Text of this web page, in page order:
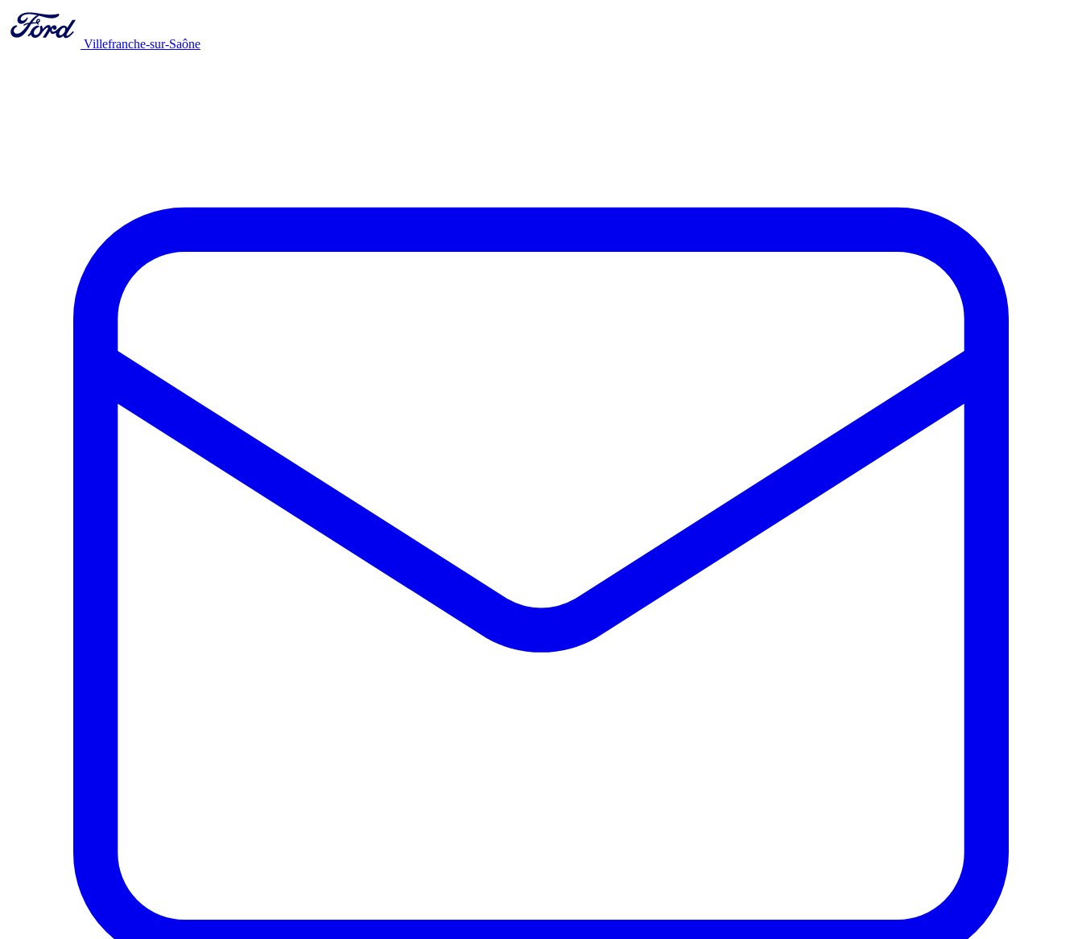
Villefranche-sur-Saône